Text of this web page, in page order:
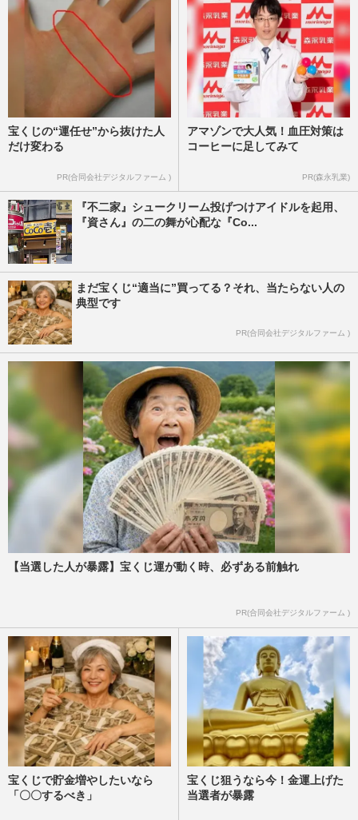
宝くじの“運任せ”から抜けた人
だけ変わる
PR(合同会社デジタルファーム )
アマゾンで大人気！血圧対策は
コーヒーに足してみて
PR(森永乳業)
『不二家』シュークリーム投げつけアイドルを起用、
『資さん』の二の舞が心配な『Co...
まだ宝くじ“適当に”買ってる？それ、当たらない人の
典型です
PR(合同会社デジタルファーム )
【当選した人が暴露】宝くじ運が動く時、必ずある前触れ
PR(合同会社デジタルファーム )
宝くじで貯金増やしたいなら
「〇〇するべき」
宝くじ狙うなら今！金運上げた
当選者が暴露